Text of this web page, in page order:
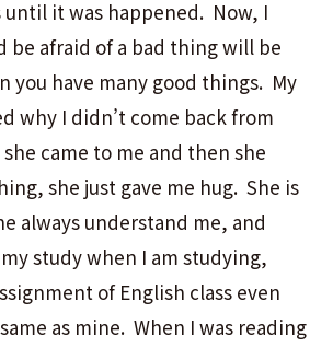
it was happened. Now, I
be afraid of a bad thing will be
you have many good things. My
why I didn’t come back from
came to me and then she
she just gave me hug. She is
always understand me, and
study when I am studying,
of English class even
as mine. When I was reading